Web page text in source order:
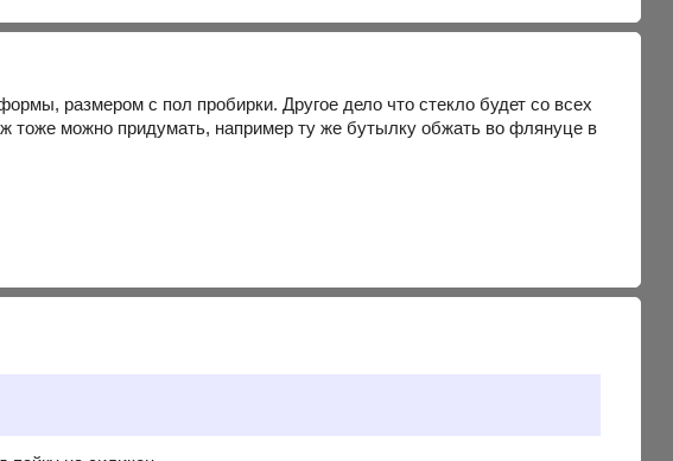
размером с пол пробирки. Другое дело что стекло будет со всех
тоже можно придумать, например ту же бутылку обжать во флянуце в